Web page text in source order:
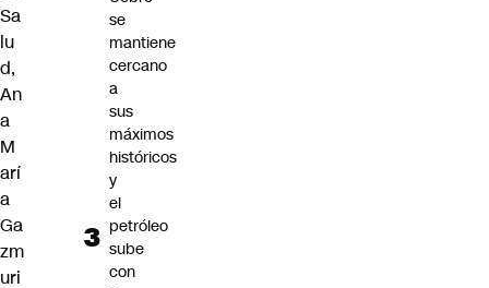
Sa
lu
d,
An
a
M
arí
a
Ga
zm
uri
se
mantiene
cercano
a
sus
máximos
históricos
y
el
petróleo
sube
con